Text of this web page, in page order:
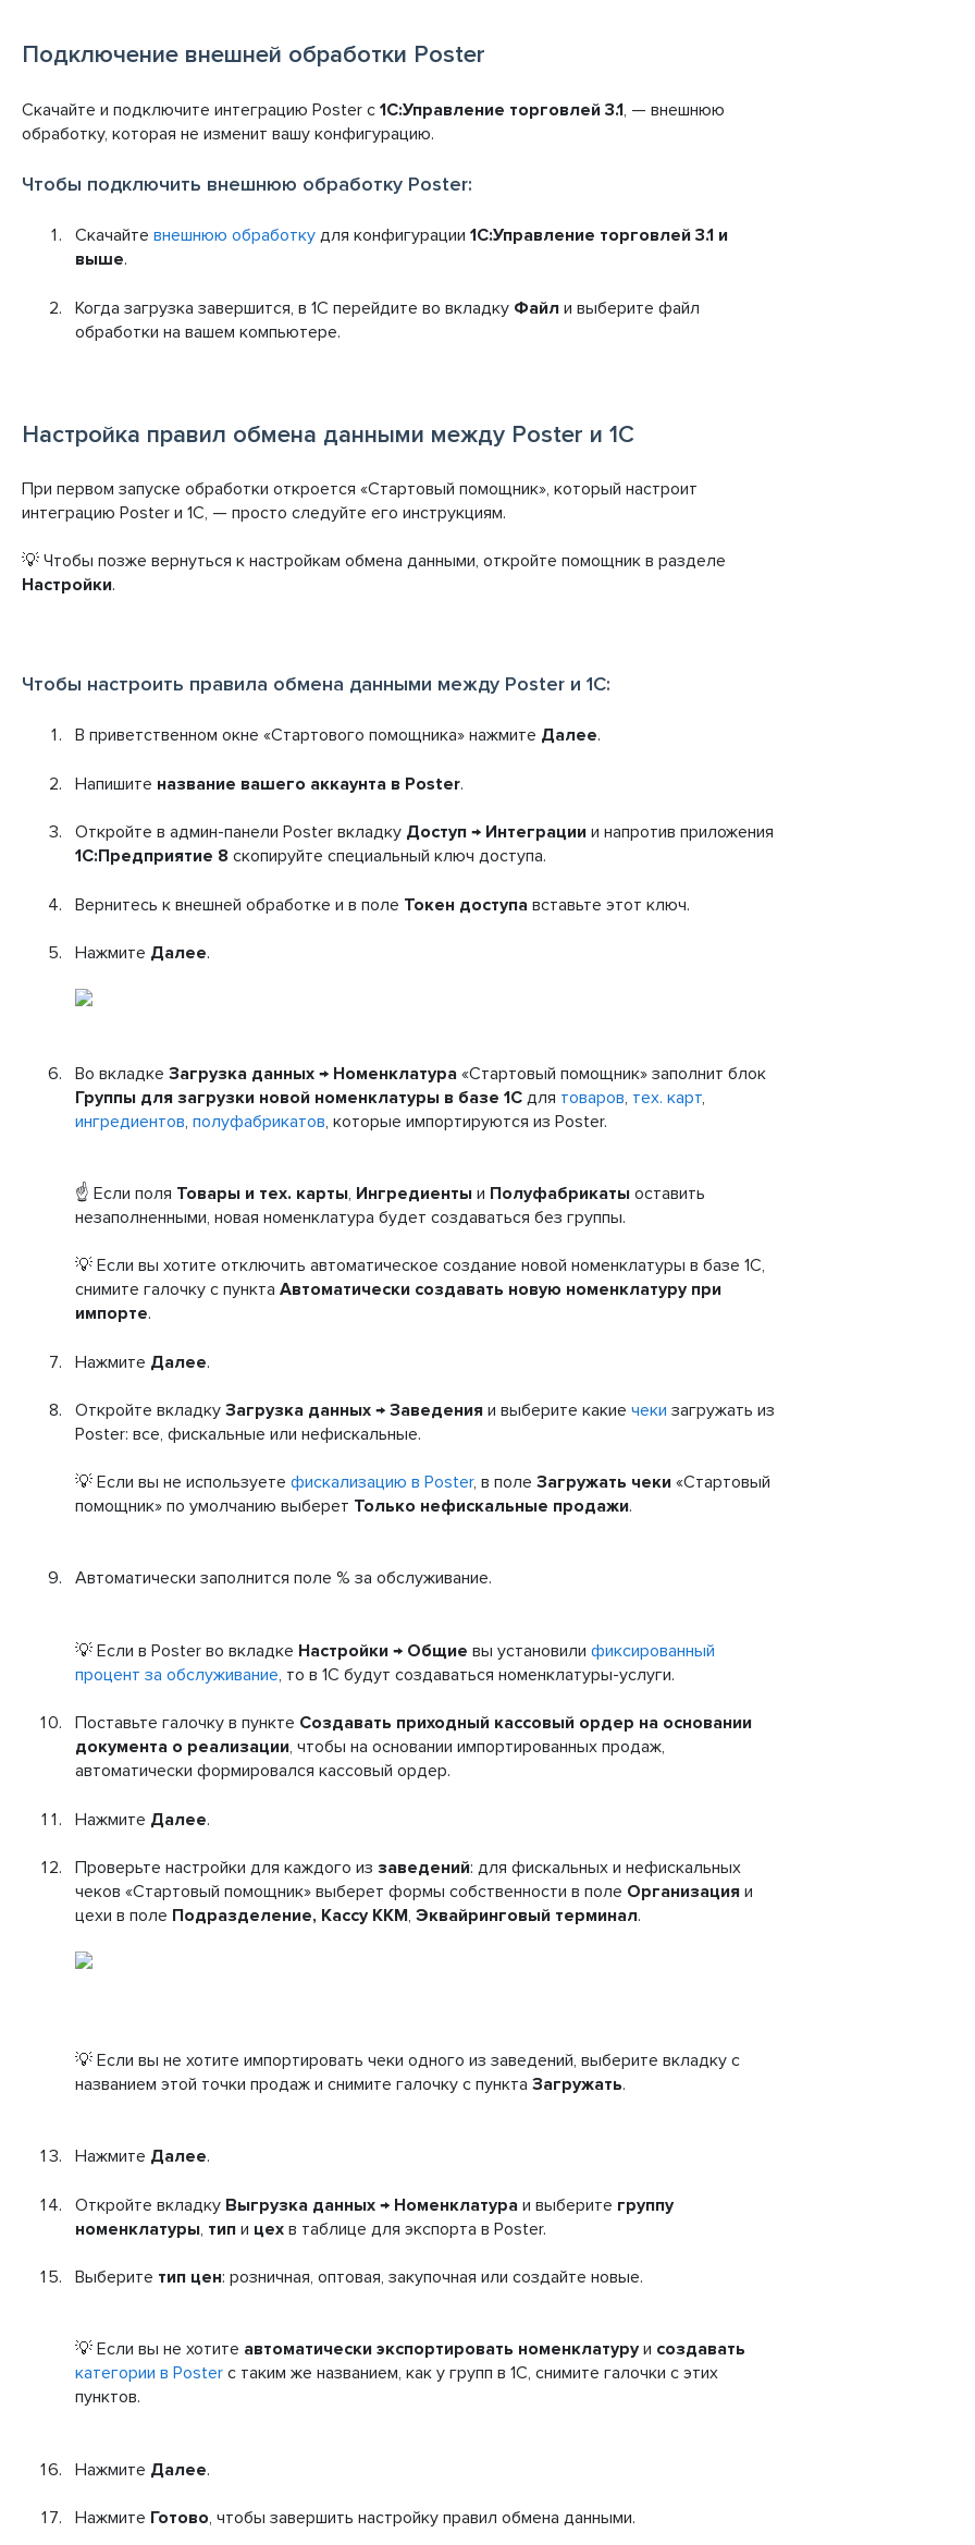
Подключение внешней обработки Poster
Скачайте и подключите интеграцию Poster с 1С:Управление торговлей 3.1, — внешнюю
обработку, которая не изменит вашу конфигурацию.
Чтобы подключить внешнюю обработку Poster:
Скачайте внешнюю обработкудля конфигурации 1С:Управление торговлей 3.1 и
выше.
Когда загрузка завершится, в 1С перейдите во вкладку Файли выберите файл
обработки на вашем компьютере.
Настройка правил обмена данными между Poster и 1С
При первом запуске обработки откроется «Стартовый помощник», который настроит
интеграцию Poster и 1С, — просто следуйте его инструкциям.
💡 Чтобы позже вернуться к настройкам обмена данными, откройте помощник в разделе
Настройки.
Чтобы настроить правила обмена данными между Poster и 1С:
В приветственном окне «Стартового помощника» нажмите Далее.
Напишите название вашего аккаунта в Poster.
Откройте в админ-панели Poster вкладку Доступ→ Интеграциии напротив приложения
1С:Предприятие 8 скопируйте специальный ключ доступа.
Вернитесь к внешней обработке и в поле Токен доступавставьте этот ключ.
Нажмите Далее.
Во вкладке Загрузка данных→ Номенклатура«Стартовый помощник» заполнит блок
Группы для загрузки новой номенклатуры в базе 1Сдля товаров, тех. карт,
ингредиентов, полуфабрикатов, которые импортируются из Poster.
☝️ Если поля Товары и тех. карты, Ингредиентыи Полуфабрикатыоставить
незаполненными, новая номенклатура будет создаваться без группы.
💡 Если вы хотите отключить автоматическое создание новой номенклатуры в базе 1С,
снимите галочку с пункта Автоматически создавать новую номенклатуру при
импорте.
Нажмите Далее.
Откройте вкладку Загрузка данных→ Заведенияи выберите какие чеки загружать из
Poster: все, фискальные или нефискальные.
💡 Если вы не используете фискализацию в Poster, в поле Загружать чеки «Стартовый
помощник» по умолчанию выберет Только нефискальные продажи.
Автоматически заполнится поле % за обслуживание.
💡 Если в Poster во вкладке Настройки → Общие вы установили фиксированный
процент за обслуживание, то в 1С будут создаваться номенклатуры-услуги.
Поставьте галочку в пункте Создавать приходный кассовый ордер на основании
документа о реализации, чтобы на основании импортированных продаж,
автоматически формировался кассовый ордер.
Нажмите Далее.
Проверьте настройки для каждого из заведений: для фискальных и нефискальных
чеков «Стартовый помощник» выберет формы собственности в поле Организацияи
цехи в поле Подразделение, Кассу ККМ, Эквайринговый терминал.
💡 Если вы не хотите импортировать чеки одного из заведений, выберите вкладку с
названием этой точки продаж и снимите галочку с пункта Загружать.
Нажмите Далее.
Откройте вкладку Выгрузка данных →Номенклатураи выберите группу
номенклатуры, типи цехв таблице для экспорта в Poster.
Выберите тип цен: розничная, оптовая, закупочная или создайте новые.
💡 Если вы не хотите автоматически экспортировать номенклатуруи создавать
категории в Posterс таким же названием, как у групп в 1С, снимите галочки с этих
пунктов.
Нажмите Далее.
Нажмите Готово, чтобы завершить настройку правил обмена данными.